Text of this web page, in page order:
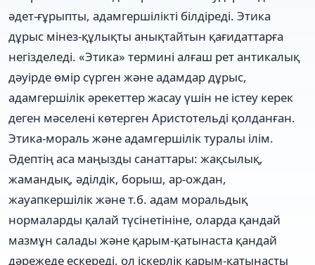
әдет-ғұрыпты, адамгершілікті білдіреді. Этика
дұрыс мінез-құлықты анықтайтын қағидаттарға
негізделеді. «Этика» термині алғаш рет антикалық
дәуірде өмір сүрген және адамдар дұрыс,
адамгершілік әрекеттер жасау үшін не істеу керек
деген мәселені көтерген Аристотельді қолданған.
Этика-мораль және адамгершілік туралы ілім.
Әдептің аса маңызды санаттары: жақсылық,
жамандық, әділдік, борыш, ар-ождан,
жауапкершілік және т.б. адам моральдық
нормаларды қалай түсінетініне, оларда қандай
мазмұн салады және қарым-қатынаста қандай
дәрежеде ескереді, ол іскерлік қарым-қатынасты